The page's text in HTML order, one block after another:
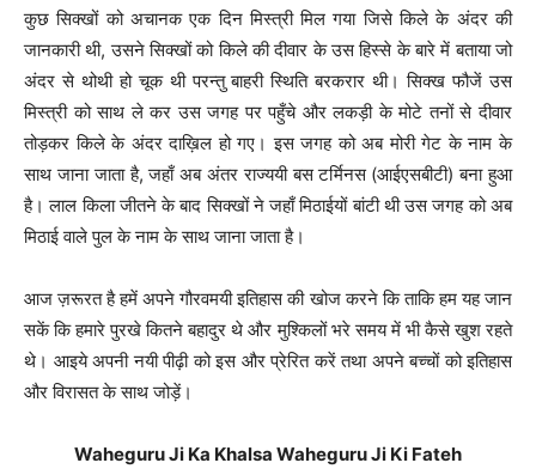
कुछ सिक्खों को अचानक एक दिन मिस्त्री मिल गया जिसे किले के अंदर की
जानकारी थी, उसने सिक्खों को किले की दीवार के उस हिस्से के बारे में बताया जो
अंदर से थोथी हो चूक थी परन्तु बाहरी स्थिति बरकरार थी। सिक्ख फौजें उस
मिस्त्री को साथ ले कर उस जगह पर पहुँचे और लकड़ी के मोटे तनों से दीवार
तोड़कर किले के अंदर दाख़िल हो गए। इस जगह को अब मोरी गेट के नाम के
साथ जाना जाता है, जहाँ अब अंतर राज्‍ययी बस टर्मिनस (आईएसबीटी) बना हुआ
है। लाल किला जीतने के बाद सिक्खों ने जहाँ मिठाईयों बांटी थी उस जगह को अब
मिठाई वाले पुल के नाम के साथ जाना जाता है।
आज ज़रूरत है हमें अपने गौरवमयी इतिहास की खोज करने कि ताकि हम यह जान
सकें कि हमारे पुरखे कितने बहादुर थे और मुश्किलों भरे समय में भी कैसे खुश रहते
थे। आइये अपनी नयी पीढ़ी को इस और प्रेरित करें तथा अपने बच्चों को इतिहास
और विरासत के साथ जोड़ें।
Waheguru Ji Ka Khalsa Waheguru Ji Ki Fateh